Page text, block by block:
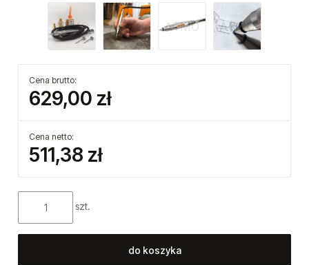
Cena brutto:
629,00 zł
Cena netto:
511,38 zł
szt.
do koszyka